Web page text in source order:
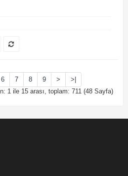
6 7 8 9 >
>|
1 ile 15 arası, toplam: 711 (48 Sayfa)